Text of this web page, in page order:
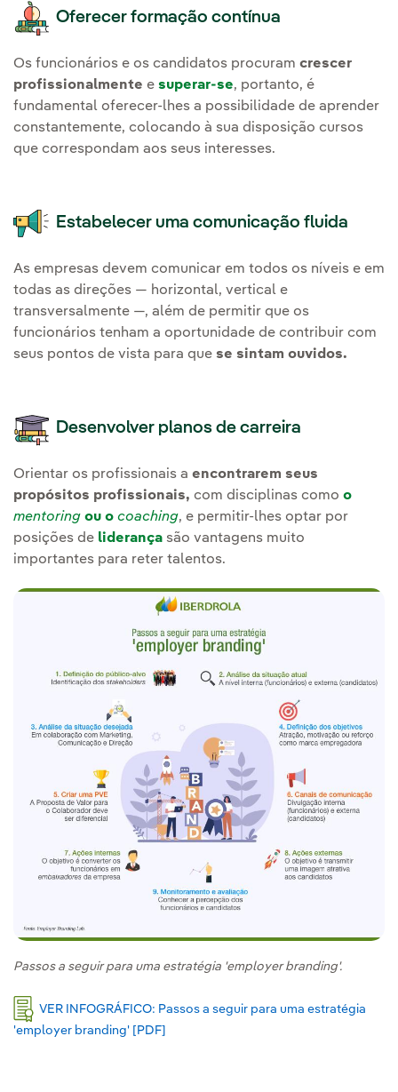
Oferecer formação contínua
Os funcionários e os candidatos procuram crescer
profissionalmente e superar-se, portanto, é
fundamental oferecer-lhes a possibilidade de aprender
constantemente, colocando à sua disposição cursos
que correspondam aos seus interesses.
Estabelecer uma comunicação fluida
As empresas devem comunicar em todos os níveis e em
todas as direções — horizontal, vertical e
transversalmente —, além de permitir que os
funcionários tenham a oportunidade de contribuir com
seus pontos de vista para que se sintam ouvidos.
Desenvolver planos de carreira
Orientar os profissionais a encontrarem seus
propósitos profissionais, com disciplinas como o
mentoring ou o coaching, e permitir-lhes optar por
posições de liderança são vantagens muito
importantes para reter talentos.
Passos a seguir para uma estratégia 'employer branding'.
VER INFOGRÁFICO: Passos a seguir para uma estratégia
'employer branding' [PDF]